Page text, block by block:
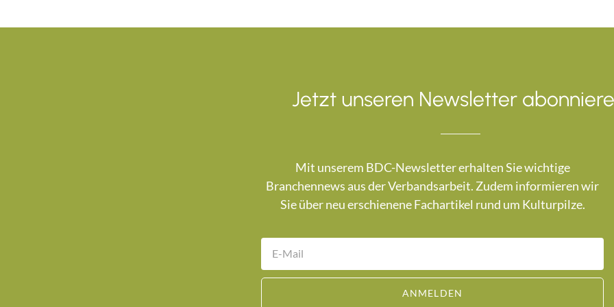
Jetzt unseren Newsletter
Mit unserem BDC-Newsletter erhalten Sie wichtige
Branchennews aus der Verbandsarbeit. Zudem informieren wir
Sie über neu erschienene Fachartikel rund um Kulturpilze.
ANMELDEN